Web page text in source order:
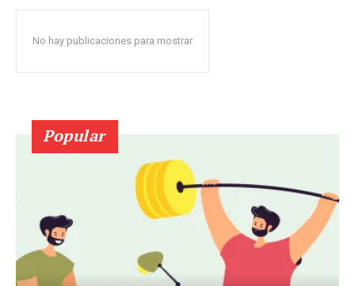
No hay publicaciones para mostrar
Popular